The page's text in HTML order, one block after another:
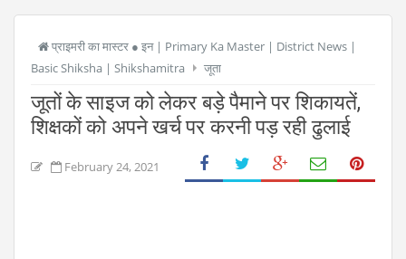
प्राइमरी का मास्टर ● इन | Primary Ka Master | District News |
Basic Shiksha | Shikshamitra
जूता
जूतों के साइज को लेकर बड़े पैमाने पर शिकायतें,
शिक्षकों को अपने खर्च पर करनी पड़ रही ढुलाई
February 24, 2021